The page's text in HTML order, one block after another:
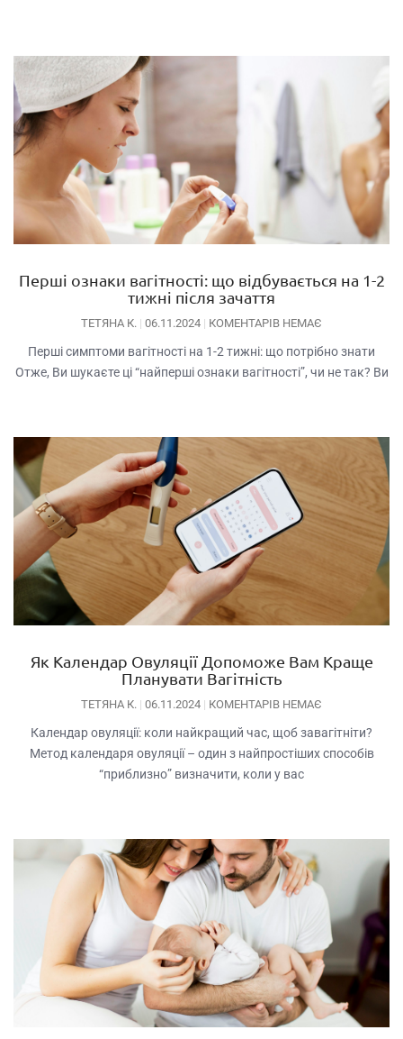
Перші ознаки вагітності: що відбувається на 1-2
тижні після зачаття
ТЕТЯНА К. 06.11.2024 КОМЕНТАРІВ НЕМАЄ
Перші симптоми вагітності на 1-2 тижні: що потрібно знати
Отже, Ви шукаєте ці “найперші ознаки вагітності”, чи не так? Ви
Як Календар Овуляції Допоможе Вам Краще
Планувати Вагітність
ТЕТЯНА К. 06.11.2024 КОМЕНТАРІВ НЕМАЄ
Календар овуляції: коли найкращий час, щоб завагітніти?
Метод календаря овуляції – один з найпростіших способів
“приблизно” визначити, коли у вас